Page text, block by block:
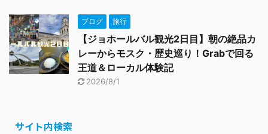
ブログ 旅行
【ジョホールバル観光2日目】朝の絶品カ
レーからモスク・歴史巡り！Grabで回る
王道＆ローカル体験記
2026/8/1
サイト内検索